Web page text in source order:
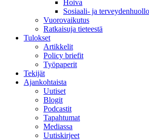
Hoiva
Sosiaali- ja
Vuorovaikutus
Ratkaisuja tieteestä
Tulokset
Artikkelit
Policy briefit
Työpaperit
Tekijät
Ajankohtaista
Uutiset
Blogit
Podcastit
Tapahtumat
Mediassa
Uutiskirjeet